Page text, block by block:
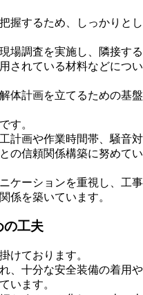
握するため、しっかりとし
場調査を実施し、隣接する
されている材料などについ
体計画を立てるための基盤
す。
計画や作業時間帯、騒音対
の信頼関係構築に努めてい
ケーションを重視し、工事
係を築いています。
の工夫
けております。
、十分な安全装備の着用や
います。